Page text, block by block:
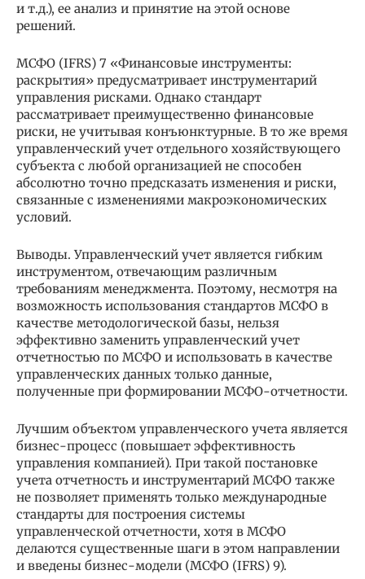
и т.д.), ее анализ и принятие на этой основе
решений.
МСФО (IFRS) 7 «Финансовые инструменты:
раскрытия» предусматривает инструментарий
управления рисками. Однако стандарт
рассматривает преимущественно финансовые
риски, не учитывая конъюнктурные. В то же время
управленческий учет отдельного хозяйствующего
субъекта с любой организацией не способен
абсолютно точно предсказать изменения и риски,
связанные с изменениями макроэкономических
условий.
Выводы. Управленческий учет является гибким
инструментом, отвечающим различным
требованиям менеджмента. Поэтому, несмотря на
возможность использования стандартов МСФО в
качестве методологической базы, нельзя
эффективно заменить управленческий учет
отчетностью по МСФО и использовать в качестве
управленческих данных только данные,
полученные при формировании МСФО-отчетности.
Лучшим объектом управленческого учета является
бизнес-процесс (повышает эффективность
управления компанией). При такой постановке
учета отчетность и инструментарий МСФО также
не позволяет применять только международные
стандарты для построения системы
управленческой отчетности, хотя в МСФО
делаются существенные шаги в этом направлении
и введены бизнес-модели (МСФО (IFRS) 9).